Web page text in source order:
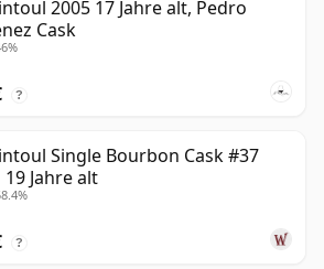
2005 17 Jahre alt, Pedro
Cask
?
Single Bourbon Cask #37
19 Jahre alt
?